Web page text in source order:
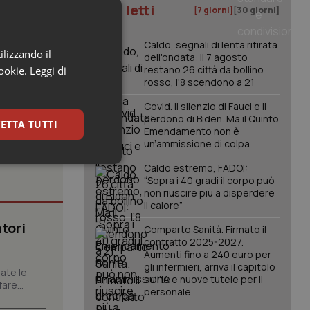
di
“dal
le
I più letti [7 giorni] [30 giorni]
Caldo, segnali di lenta ritirata
dell'ondata: il 7 agosto
restano 26 città da bollino
rosso, l'8 scendono a 21
Covid. Il silenzio di Fauci e il
perdono di Biden. Ma il Quinto
Emendamento non è
un’ammissione di colpa
Caldo estremo, FADOI:
“Sopra i 40 gradi il corpo può
non riuscire più a disperdere
il calore”
Comparto Sanità. Firmato il
contratto 2025-2027.
Aumenti fino a 240 euro per
gli infermieri, arriva il capitolo
sull'IA e nuove tutele per il
personale
il
Leggi di
TUTTI
sulle pagine